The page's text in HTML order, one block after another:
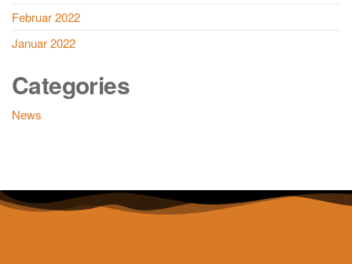
Februar 2022
Januar 2022
Categories
News